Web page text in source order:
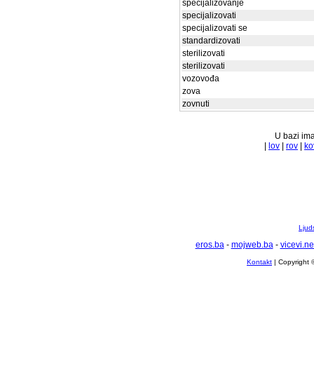
specijalizovanje
specijalizovati
specijalizovati se
standardizovati
sterilizovati
sterilizovati
vozovođa
zova
zovnuti
U bazi
lov rov
eros.ba- mojweb.ba-
Kontakt | Copyright